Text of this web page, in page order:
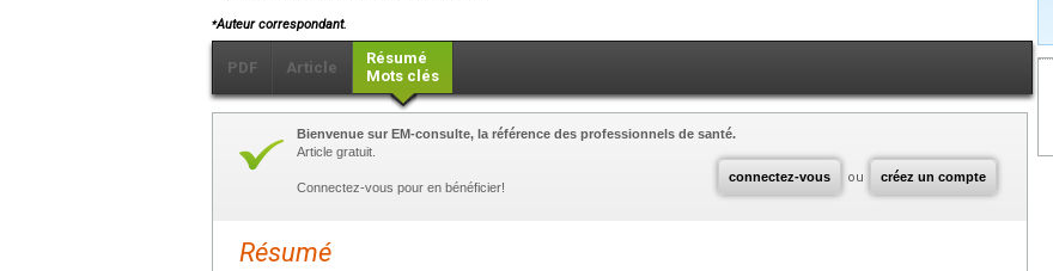
⁎Auteur correspondant.
PDF Article
Résumé
Mots clés
connectez-vous ou créez un compte
Bienvenue sur EM-consulte, la référence des professionnels de santé.
Article gratuit.
Connectez-vous pour en bénéficier!
Résumé